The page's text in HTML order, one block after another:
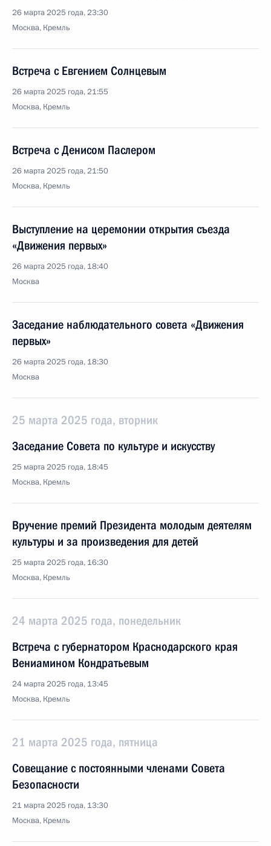
26 марта 2025 года, 23:30
Москва, Кремль
Встреча с Евгением Солнцевым
26 марта 2025 года, 21:55
Москва, Кремль
Встреча с Денисом Паслером
26 марта 2025 года, 21:50
Москва, Кремль
Выступление на церемонии открытия съезда
«Движения первых»
26 марта 2025 года, 18:40
Москва
Заседание наблюдательного совета «Движения
первых»
26 марта 2025 года, 18:30
Москва
25 марта 2025 года, вторник
Заседание Совета по культуре и искусству
25 марта 2025 года, 18:45
Москва, Кремль
Вручение премий Президента молодым деятелям
культуры и за произведения для детей
25 марта 2025 года, 16:30
Москва, Кремль
24 марта 2025 года, понедельник
Встреча с губернатором Краснодарского края
Вениамином Кондратьевым
24 марта 2025 года, 13:45
Москва, Кремль
21 марта 2025 года, пятница
Совещание с постоянными членами Совета
Безопасности
21 марта 2025 года, 13:30
Москва, Кремль